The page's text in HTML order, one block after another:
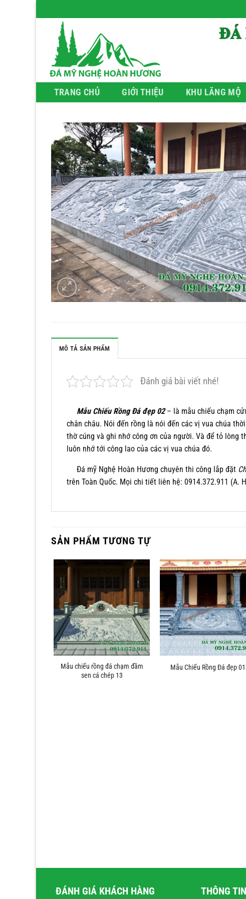
qua
TRANG CHỦ GIỚI THIỆU KHU LĂNG MỘ
MÔ TẢ SẢN PHẨM
Đánh giá bài viết nhé!
Mẫu Chiếu Rồng Đá đẹp 02– là mẫu chiếu chạm
chân châu. Nói đến rồng là nói đến các vị vua chúa
thờ cúng và ghi nhớ công ơn của người. Và để tỏ lòng
luôn nhớ tới công lao của các vị vua chúa đó.
Đá mỹ Nghệ Hoàn Hương chuyên thi công lắp đặt
trên Toàn Quốc. Mọi chi tiết liên hệ: 0914.372.911 (A.
SẢN PHẨM TƯƠNG TỰ
Mẫu chiếu rồng đá chạm đầm
sen cá chép 13
Mẫu Chiếu Rồng Đá đẹp 01
ĐÁNH GIÁ KHÁCH HÀNG THÔNG